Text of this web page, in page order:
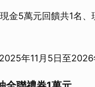
金5萬元回饋共1名、
年11月5日至